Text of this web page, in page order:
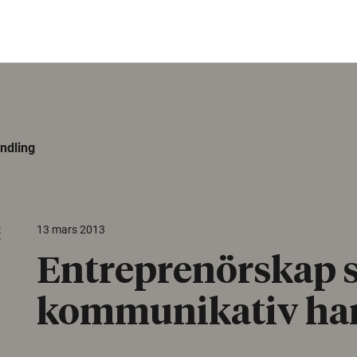
13 mars 2013
Entreprenörskap
kommunikativ